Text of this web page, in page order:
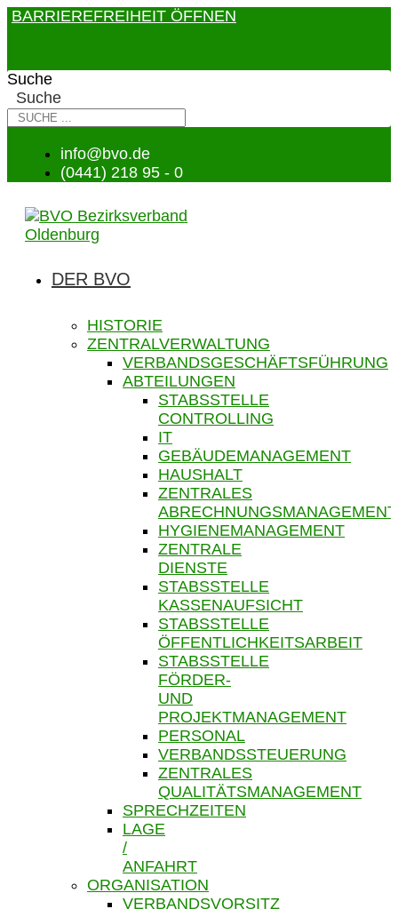
BARRIEREFREIHEIT ÖFFNEN
Suche
Suche
info@bvo.de
(0441) 218 95 - 0
DER BVO
HISTORIE
ZENTRALVERWALTUNG
VERBANDSGESCHÄFTSFÜHRUNG
ABTEILUNGEN
STABSSTELLE
CONTROLLING
IT
GEBÄUDEMANAGEMENT
HAUSHALT
ZENTRALES
ABRECHNUNGSMANAGEMENT
HYGIENEMANAGEMENT
ZENTRALE
DIENSTE
STABSSTELLE
KASSENAUFSICHT
STABSSTELLE
ÖFFENTLICHKEITSARBEIT
STABSSTELLE
FÖRDER-
UND
PROJEKTMANAGEMENT
PERSONAL
VERBANDSSTEUERUNG
ZENTRALES
QUALITÄTSMANAGEMENT
SPRECHZEITEN
LAGE
/
ANFAHRT
ORGANISATION
VERBANDSVORSITZ